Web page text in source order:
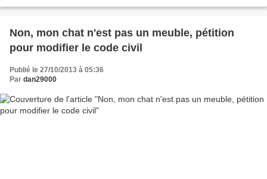
Non, mon chat n'est pas un meuble, pétition
pour modifier le code civil
Publié le 27/10/2013 à 05:36
Par dan29000